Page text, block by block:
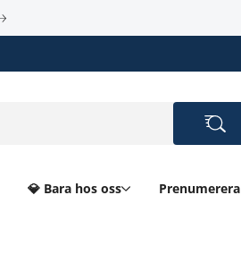
💎 Bara hos oss
Prenumerera